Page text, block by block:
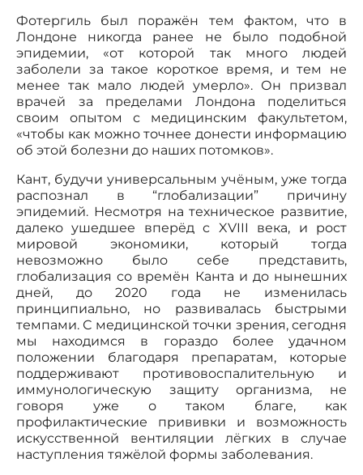
Фотергиль был поражён тем фактом, что в
Лондоне никогда ранее не было подобной
эпидемии, «от которой так много людей
заболели за такое короткое время, и тем не
менее так мало людей умерло». Он призвал
врачей за пределами Лондона поделиться
своим опытом с медицинским факультетом,
«чтобы как можно точнее донести информацию
об этой болезни до наших потомков».
Кант, будучи универсальным учёным, уже тогда
распознал в “глобализации” причину
эпидемий. Несмотря на техническое развитие,
далеко ушедшее вперёд с XVIII века, и рост
мировой экономики, который тогда
невозможно было себе представить,
глобализация со времён Канта и до нынешних
дней, до 2020 года не изменилась
принципиально, но развивалась быстрыми
темпами. С медицинской точки зрения, сегодня
мы находимся в гораздо более удачном
положении благодаря препаратам, которые
поддерживают противовоспалительную и
иммунологическую защиту организма, не
говоря уже о таком благе, как
профилактические прививки и возможность
искусственной вентиляции лёгких в случае
наступления тяжёлой формы заболевания.